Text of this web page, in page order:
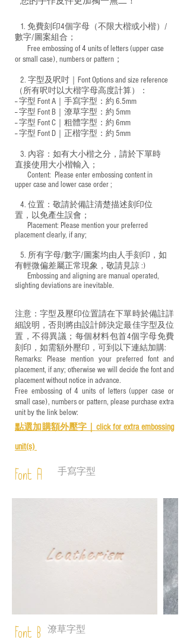
1. 免費刻印4個字母（不限大楷或小楷）/
數字/圖案組合；
Free embossing of 4 units of letters (upper case
or small case), numbers or pattern；
2. 字型及呎吋｜ Font Options and size reference
（所有呎吋以大楷字母高度計算）：
-- 字型 Font A｜手寫字型：約 6.5mm
-- 字型 Font B｜潦草字型： 約 5mm
-- 字型 Font C｜粗體字型：約 6mm
-- 字型 Font D｜正楷字型： 約 5mm
3. 內容：如有大小楷之分，請於下單時
直接使用大小楷輸入；
​ Content: Please enter embossing content in
upper case and lower case order ;
4. 位置：敬請於備註清楚描述刻印位
置，以免產生誤會；
​ Placement: Please mention your preferred
placement clearly, if any;
5. 所有字母/數字/圖案均由人手刻印，如
有輕微偏差屬正常現象，敬請見諒 :)
​ Embossing and aligning are manual operated,
slighting deviations are inevitable.
注意：字型及壓印位置請在下單時於備註詳
細說明，否則將由設計師決定最佳字型及位
置，不得異議；每個材料包首4個字母免費
刻印，如需額外壓印，可到以下連結加購:
Remarks: Please mention your preferred font and
placement, if any; otherwise we will decide the font and
placement without notice in advance.
Free embossing of 4 units of letters (upper case or
small case), numbers or pattern, please purchase extra
unit by the link below:
點選加購額外壓字｜ click for extra embossing
unit(s)
Font A 手寫字型
Font B 潦草字型